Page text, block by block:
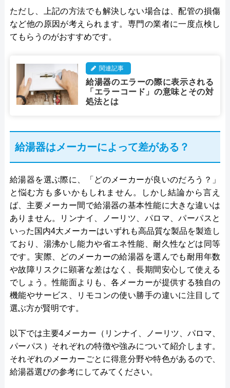
ただし、上記の方法でも解決しない場合は、配管の損傷
など他の原因が考えられます。専門の業者に一度点検し
てもらうのがおすすめです。
関連記事
給湯器のエラーの際に表示される
「エラーコード」の意味とその対
処法とは
給湯器はメーカーによって差がある？
給湯器を選ぶ際に、「どのメーカーが良いのだろう？」
と悩む方も多いかもしれません。しかし結論から言え
ば、主要メーカー間で給湯器の基本性能に大きな違いは
ありません。リンナイ、ノーリツ、パロマ、パーパスと
いった国内4大メーカーはいずれも高品質な製品を製造し
ており、湯沸かし能力や省エネ性能、耐久性などは同等
です。実際、どのメーカーの給湯器を選んでも耐用年数
や故障リスクに顕著な差はなく、長期間安心して使える
でしょう。性能面よりも、各メーカーが提供する独自の
機能やサービス、リモコンの使い勝手の違いに注目して
選ぶ方が賢明です。
以下では主要4メーカー（リンナイ、ノーリツ、パロマ、
パーパス）それぞれの特徴や強みについて紹介します。
それぞれのメーカーごとに得意分野や特色があるので、
給湯器選びの参考にしてみてください。